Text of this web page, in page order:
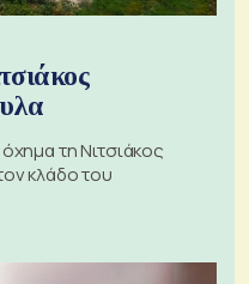
τη Νιτσιάκος
κλάδο του